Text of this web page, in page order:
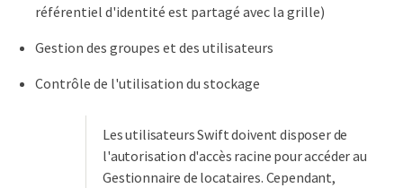
référentiel d'identité est partagé avec la grille)
Gestion des groupes et des utilisateurs
Contrôle de l'utilisation du stockage
Les utilisateurs Swift doivent disposer de
l'autorisation d'accès racine pour accéder au
Gestionnaire de locataires. Cependant,